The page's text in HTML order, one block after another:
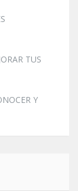
TUS
Y